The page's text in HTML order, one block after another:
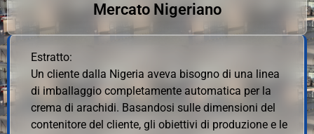
Mercato Nigeriano
Estratto:
Un cliente dalla Nigeria aveva bisogno di una linea
di imballaggio completamente automatica per la
crema di arachidi. Basandosi sulle dimensioni del
contenitore del cliente, gli obiettivi di produzione e le